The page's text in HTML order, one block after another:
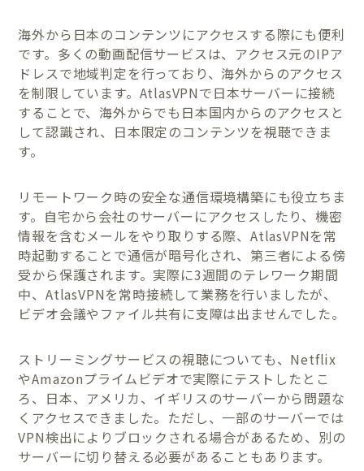
海外から日本のコンテンツにアクセスする際にも便利
です。多くの動画配信サービスは、アクセス元のIPア
ドレスで地域判定を行っており、海外からのアクセス
を制限しています。AtlasVPNで日本サーバーに接続
することで、海外からでも日本国内からのアクセスと
して認識され、日本限定のコンテンツを視聴できま
す。
リモートワーク時の安全な通信環境構築にも役立ちま
す。自宅から会社のサーバーにアクセスしたり、機密
情報を含むメールをやり取りする際、AtlasVPNを常
時起動することで通信が暗号化され、第三者による傍
受から保護されます。実際に3週間のテレワーク期間
中、AtlasVPNを常時接続して業務を行いましたが、
ビデオ会議やファイル共有に支障は出ませんでした。
ストリーミングサービスの視聴についても、Netflix
やAmazonプライムビデオで実際にテストしたとこ
ろ、日本、アメリカ、イギリスのサーバーから問題な
くアクセスできました。ただし、一部のサーバーでは
VPN検出によりブロックされる場合があるため、別の
サーバーに切り替える必要があることもあります。